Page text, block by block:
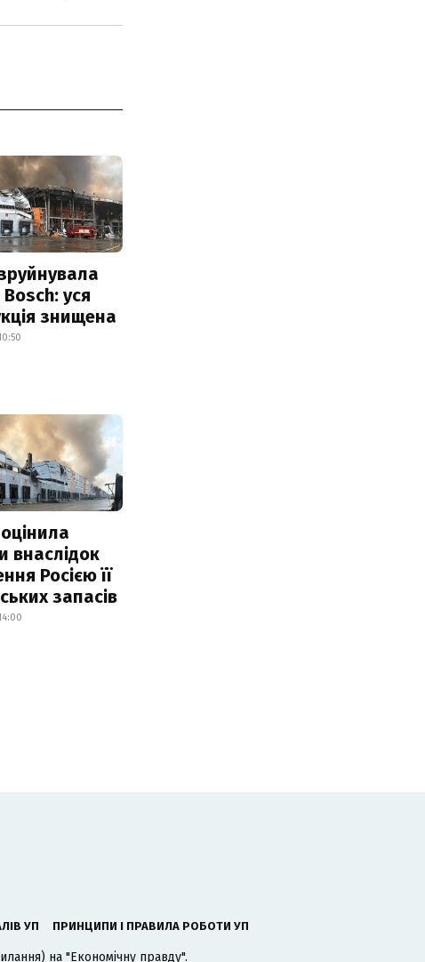
уся
знищена
внаслідок
Росією її
запасів
УП ПРИНЦИПИ І ПРАВИЛА РОБОТИ УП
на "Економічну правду".